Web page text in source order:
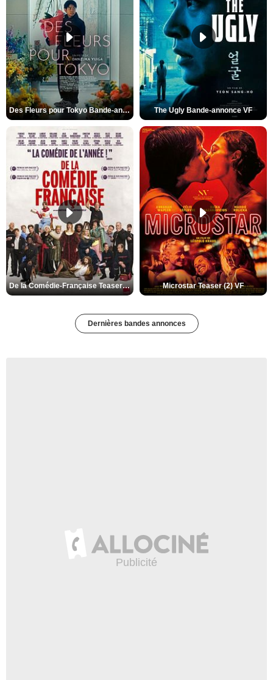
Des Fleurs pour Tokyo Bande-annonce VO STFR The Ugly Bande-annonce VF
De la Comédie-Française Teaser (3) VF Microstar Teaser (2) VF
Dernières bandes annonces